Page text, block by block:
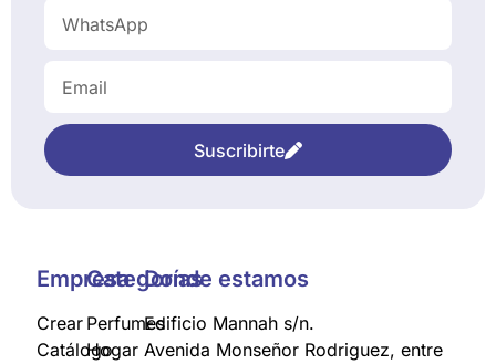
Suscribirte
Empresa
Crear
Catálogo
Categorías
Perfumes
Hogar
Donde estamos
Edificio Mannah s/n.
Avenida Monseñor Rodriguez, entre